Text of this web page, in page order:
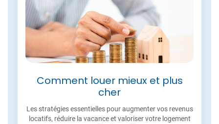
Comment louer mieux et plus
cher
Les stratégies essentielles pour augmenter vos revenus
locatifs, réduire la vacance et valoriser votre logement